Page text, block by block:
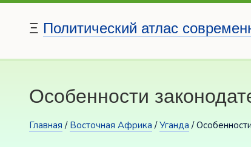
Ξ Политический атлас
Особенности
Главная / Восточная Африка /Уганда /